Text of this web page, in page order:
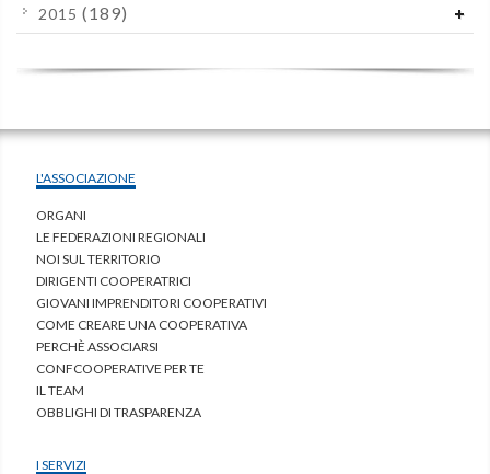
2015 (189)
L'ASSOCIAZIONE
ORGANI
LE FEDERAZIONI REGIONALI
NOI SUL TERRITORIO
DIRIGENTI COOPERATRICI
GIOVANI IMPRENDITORI COOPERATIVI
COME CREARE UNA COOPERATIVA
PERCHÈ ASSOCIARSI
CONFCOOPERATIVE PER TE
IL TEAM
OBBLIGHI DI TRASPARENZA
I SERVIZI